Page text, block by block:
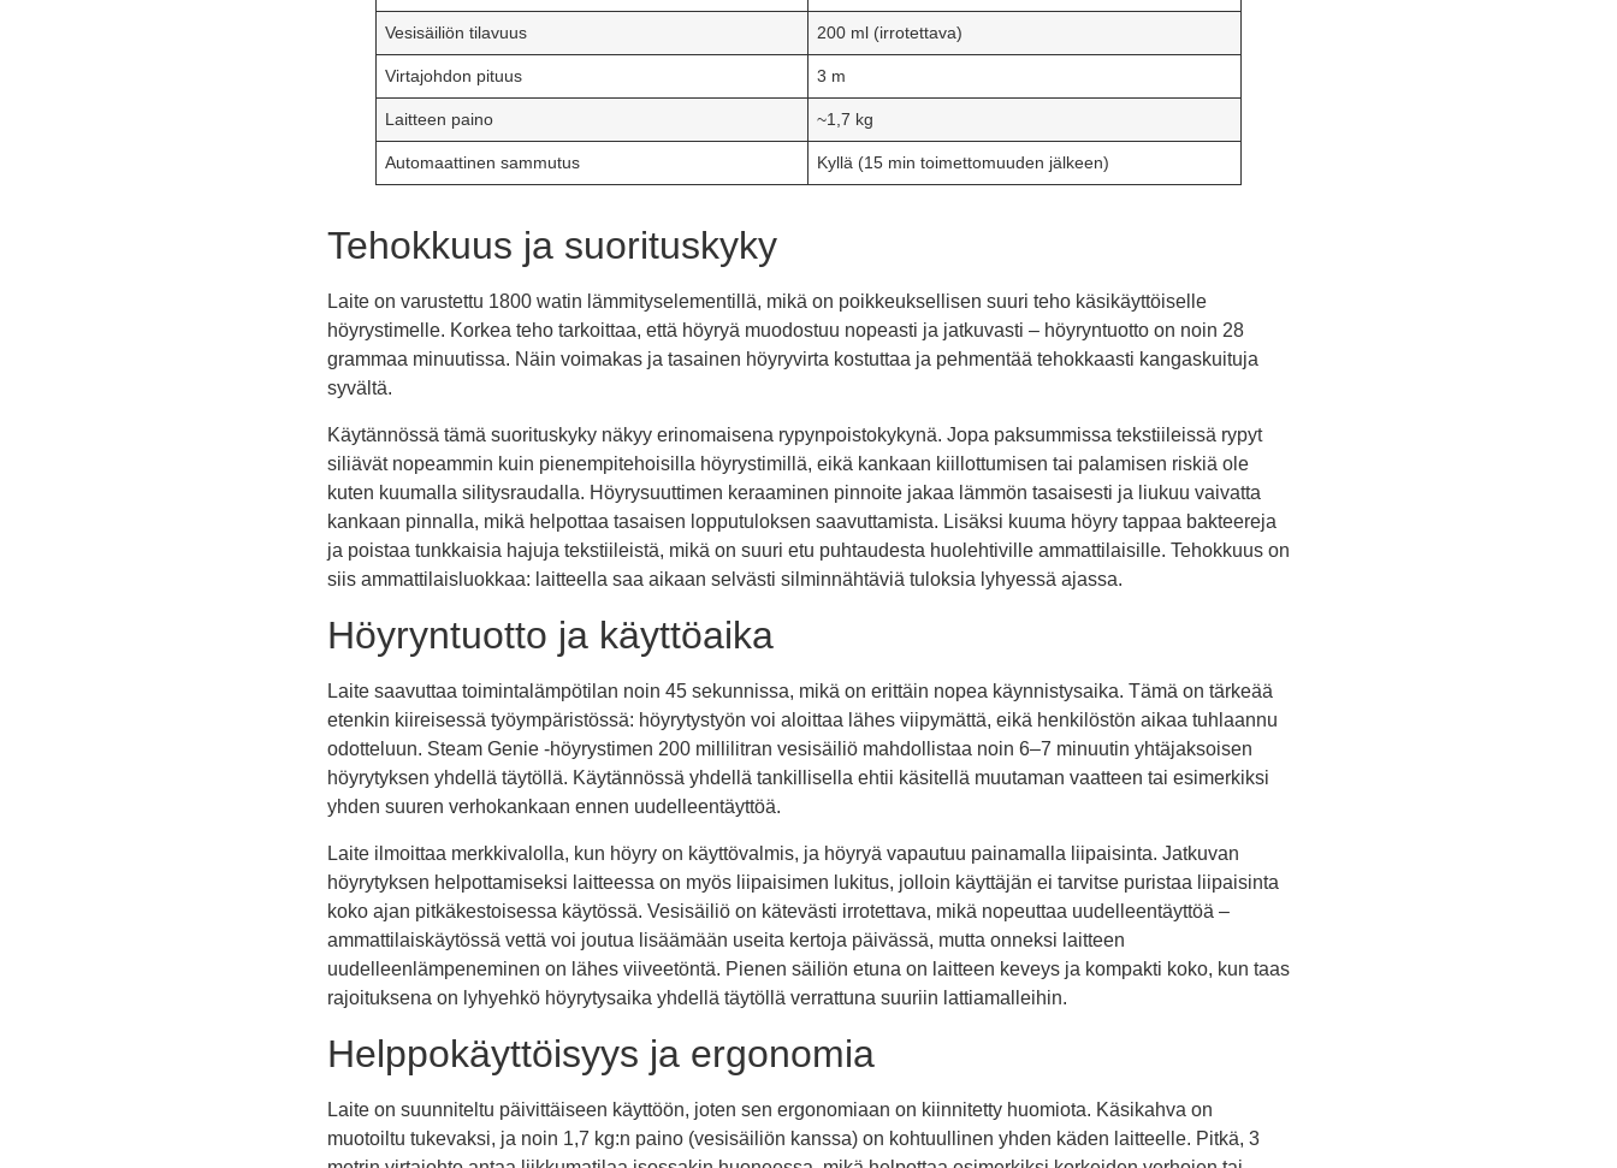
Vesisäiliön tilavuus 200 ml (irrotettava)
Virtajohdon pituus 3 m
Laitteen paino ~1,7 kg
Automaattinen sammutus Kyllä (15 min toimettomuuden jälkeen)
Tehokkuus ja suorituskyky
Laite on varustettu 1800 watin lämmityselementillä, mikä on poikkeuksellisen suuri teho käsikäyttöiselle
höyrystimelle. Korkea teho tarkoittaa, että höyryä muodostuu nopeasti ja jatkuvasti – höyryntuotto on noin 28
grammaa minuutissa. Näin voimakas ja tasainen höyryvirta kostuttaa ja pehmentää tehokkaasti kangaskuituja
syvältä.
Käytännössä tämä suorituskyky näkyy erinomaisena rypynpoistokykynä. Jopa paksummissa tekstiileissä rypyt
siliävät nopeammin kuin pienempitehoisilla höyrystimillä, eikä kankaan kiillottumisen tai palamisen riskiä ole
kuten kuumalla silitysraudalla. Höyrysuuttimen keraaminen pinnoite jakaa lämmön tasaisesti ja liukuu vaivatta
kankaan pinnalla, mikä helpottaa tasaisen lopputuloksen saavuttamista. Lisäksi kuuma höyry tappaa bakteereja
ja poistaa tunkkaisia hajuja tekstiileistä, mikä on suuri etu puhtaudesta huolehtiville ammattilaisille. Tehokkuus on
siis ammattilaisluokkaa: laitteella saa aikaan selvästi silminnähtäviä tuloksia lyhyessä ajassa.
Höyryntuotto ja käyttöaika
Laite saavuttaa toimintalämpötilan noin 45 sekunnissa, mikä on erittäin nopea käynnistysaika. Tämä on tärkeää
etenkin kiireisessä työympäristössä: höyrytystyön voi aloittaa lähes viipymättä, eikä henkilöstön aikaa tuhlaannu
odotteluun. Steam Genie -höyrystimen 200 millilitran vesisäiliö mahdollistaa noin 6–7 minuutin yhtäjaksoisen
höyrytyksen yhdellä täytöllä. Käytännössä yhdellä tankillisella ehtii käsitellä muutaman vaatteen tai esimerkiksi
yhden suuren verhokankaan ennen uudelleentäyttöä.
Laite ilmoittaa merkkivalolla, kun höyry on käyttövalmis, ja höyryä vapautuu painamalla liipaisinta. Jatkuvan
höyrytyksen helpottamiseksi laitteessa on myös liipaisimen lukitus, jolloin käyttäjän ei tarvitse puristaa liipaisinta
koko ajan pitkäkestoisessa käytössä. Vesisäiliö on kätevästi irrotettava, mikä nopeuttaa uudelleentäyttöä –
ammattilaiskäytössä vettä voi joutua lisäämään useita kertoja päivässä, mutta onneksi laitteen
uudelleenlämpeneminen on lähes viiveetöntä. Pienen säiliön etuna on laitteen keveys ja kompakti koko, kun taas
rajoituksena on lyhyehkö höyrytysaika yhdellä täytöllä verrattuna suuriin lattiamalleihin.
Helppokäyttöisyys ja ergonomia
Laite on suunniteltu päivittäiseen käyttöön, joten sen ergonomiaan on kiinnitetty huomiota. Käsikahva on
muotoiltu tukevaksi, ja noin 1,7 kg:n paino (vesisäiliön kanssa) on kohtuullinen yhden käden laitteelle. Pitkä, 3